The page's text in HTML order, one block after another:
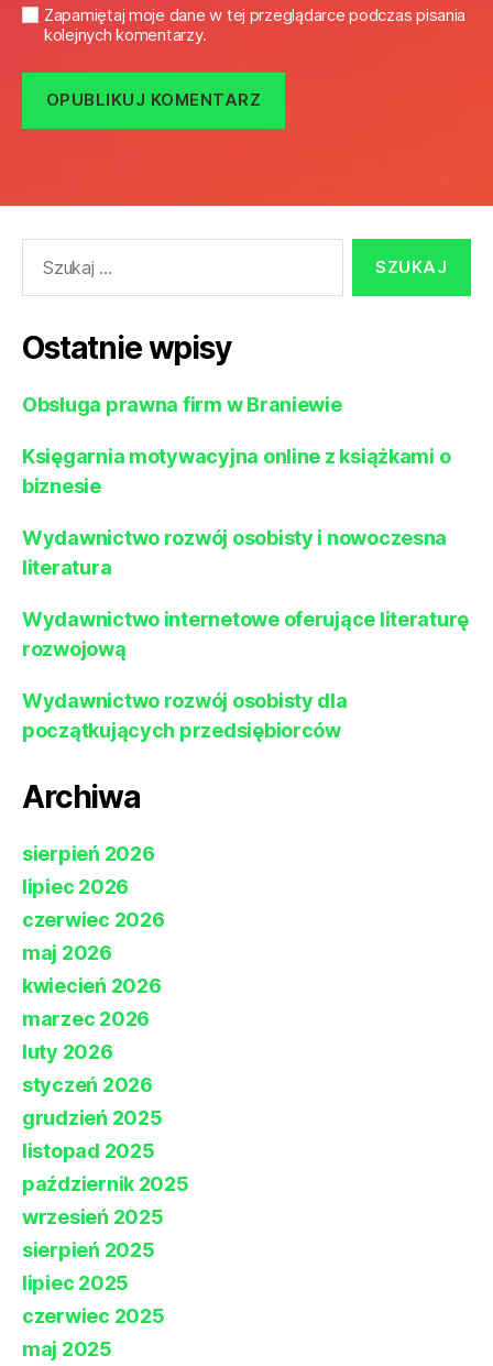
Zapamiętaj moje dane w tej przeglądarce podczas pisania
kolejnych komentarzy.
Ostatnie wpisy
Obsługa prawna firm w Braniewie
Księgarnia motywacyjna online z książkami o
biznesie
Wydawnictwo rozwój osobisty i nowoczesna
literatura
Wydawnictwo internetowe oferujące literaturę
rozwojową
Wydawnictwo rozwój osobisty dla
początkujących przedsiębiorców
Archiwa
sierpień 2026
lipiec 2026
czerwiec 2026
maj 2026
kwiecień 2026
marzec 2026
luty 2026
styczeń 2026
grudzień 2025
listopad 2025
październik 2025
wrzesień 2025
sierpień 2025
lipiec 2025
czerwiec 2025
maj 2025